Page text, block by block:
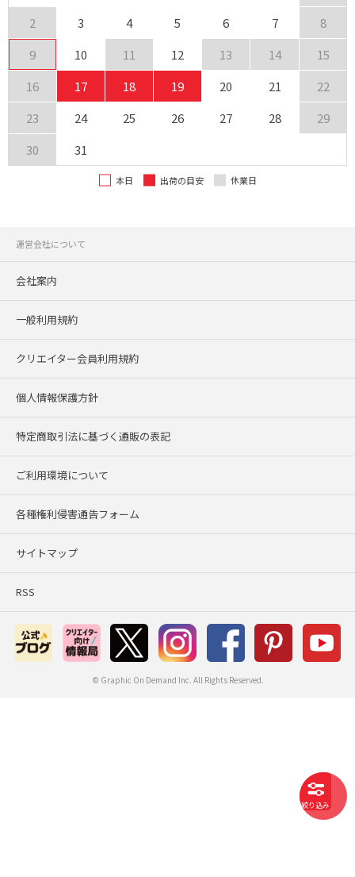
絞り込み
2
3 4 5 6 7
8
9
10 11 12 13 14
15
16
17 18 19 20 21
22
23
24 25 26 27 28
29
30
31
本日 出荷の目安 休業日
運営会社について
会社案内
一般利用規約
クリエイター会員利用規約
個人情報保護方針
特定商取引法に基づく通販の表記
ご利用環境について
各種権利侵害通告フォーム
サイトマップ
RSS
© Graphic On Demand Inc. All Rights Reserved.